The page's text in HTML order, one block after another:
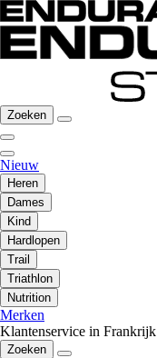
Zoeken
Nieuw
Heren
Dames
Kind
Hardlopen
Trail
Triathlon
Nutrition
Merken
Klantenservice in Frankrijk
Zoeken